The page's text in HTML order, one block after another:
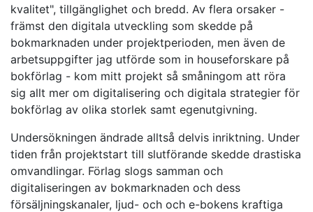
kvalitet", tillgänglighet och bredd. Av flera orsaker -
främst den digitala utveckling som skedde på
bokmarknaden under projektperioden, men även de
arbetsuppgifter jag utförde som in houseforskare på
bokförlag - kom mitt projekt så småningom att röra
sig allt mer om digitalisering och digitala strategier för
bokförlag av olika storlek samt egenutgivning.
Undersökningen ändrade alltså delvis inriktning. Under
tiden från projektstart till slutförande skedde drastiska
omvandlingar. Förlag slogs samman och
digitaliseringen av bokmarknaden och dess
försäljningskanaler, ljud- och och e-bokens kraftiga